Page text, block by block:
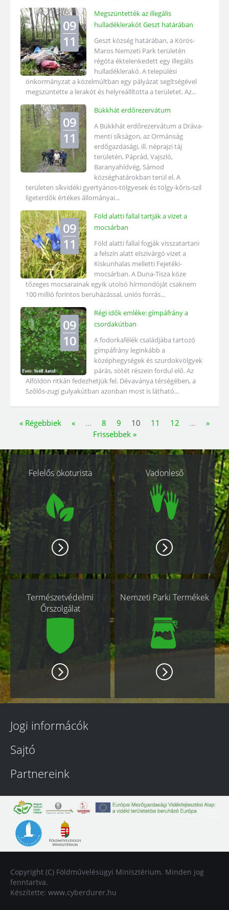
09
11
Megszüntették az illegális
hulladéklerakót Geszt határában
Geszt község határában, a Körös-
Maros Nemzeti Park területén
régóta éktelenkedett egy illegális
hulladéklerakó. A települési
önkormányzat a közelmúltban egy pályázat segítségével
megszüntette a lerakót és helyreállította a területet. Az...
09
11
Bükkhát erdőrezervátum
A Bükkhát erdőrezervátum a Dráva-
menti síkságon, az Ormánság
erdőgazdasági, ill. néprajzi táj
területén, Páprád, Vajszló,
Baranyahídvég, Sámod
községhatárokban terül el. A
területen síkvidéki gyertyános-tölgyesek és tölgy-kőris-szil
ligeterdők értékes állományai...
09
11
Föld alatti fallal tartják a vizet a
mocsárban
Föld alatti fallal fogják visszatartani
a felszín alatt elszivárgó vizet a
Kiskunhalas melletti Fejetéki-
mocsárban. A Duna-Tisza köze
tőzeges mocsarainak egyik utolsó hírmondóját csaknem
100 millió forintos beruházással, uniós forrás...
09
10
Régi idők emléke: gímpáfrány a
csordakútban
A fodorkafélék családjába tartozó
gímpáfrány leginkább a
középhegységek és szurdokvölgyek
párás, sötét részein fordul elő. Az
Alföldön ritkán fedezhetjük fel. Dévaványa térségében, a
Szőlős-zugi gulyakútban azonban most is látható...
« Régebbiek « ... 8 9 10 11 12 ...
»
Frissebbek »
Kapcsolódó
oldalakFelelős ökoturista Vadonleső
Természetvédelmi
Őrszolgálat
Nemzeti Parki Termékek
Jogi informácók
Sajtó
Partnereink
Copyright (C) Földművelésügyi Minisztérium. Minden jog
fenntartva.
Készítette: www.cyberdurer.hu